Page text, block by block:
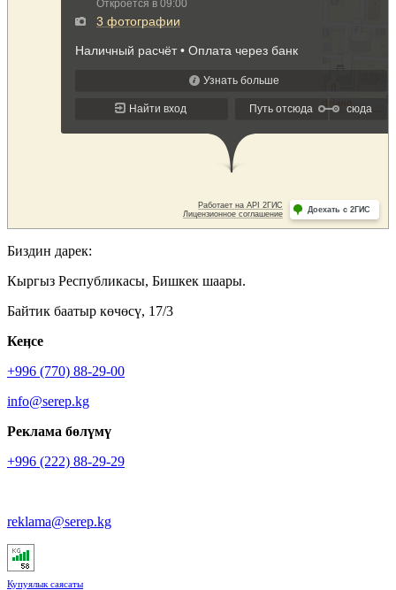
Биздин дарек:
Кыргыз Республикасы, Бишкек шаары.
Байтик баатыр көчөсү, 17/3
Кеӊсе
+996 (770) 88-29-00
info@serep.kg
Реклама бөлүмү
+996 (222) 88-29-29
reklama@serep.kg
Купуялык саясаты